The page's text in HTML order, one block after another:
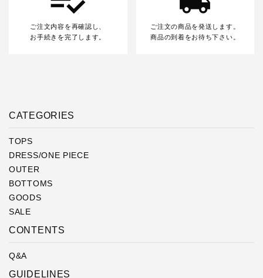
ご注文内容を再確認し、
お手続きを完了します。
ご注文の商品を発送します。
商品の到着をお待ち下さい。
CATEGORIES
TOPS
DRESS/ONE PIECE
OUTER
BOTTOMS
GOODS
SALE
CONTENTS
Q&A
GUIDELINES